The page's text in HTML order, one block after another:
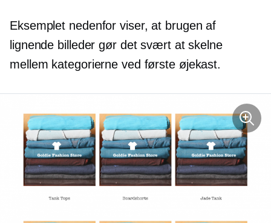
Eksemplet nedenfor viser, at brugen af ​​
lignende billeder gør det svært at skelne
mellem kategorierne ved første øjekast.